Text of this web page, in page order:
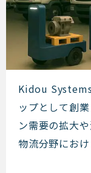
Kidou
Kidou
ップとして創
ン需要の拡大
物流分野にお